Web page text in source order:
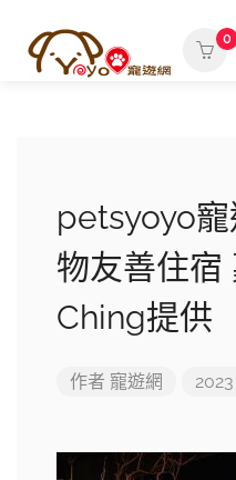
0
petsyoyo
物友善住宿
Ching提供
作者 寵遊網 2023